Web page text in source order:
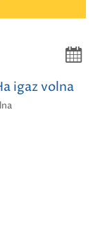
igaz volna